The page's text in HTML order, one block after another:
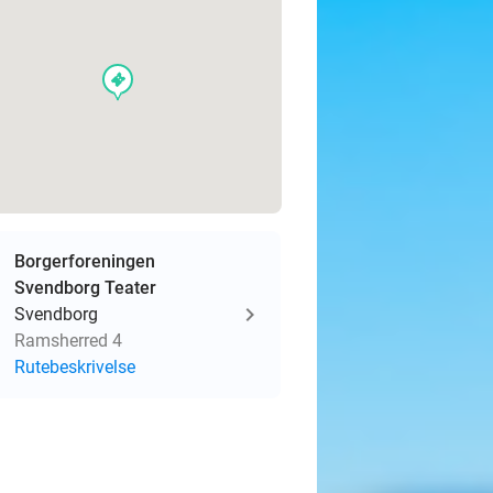
events
Borgerforeningen
Svendborg Teater
Svendborg
Ramsherred 4
Rutebeskrivelse